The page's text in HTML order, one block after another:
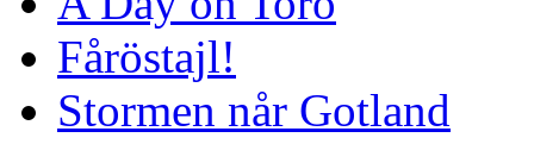
Fåröstajl!
Stormen når Gotland